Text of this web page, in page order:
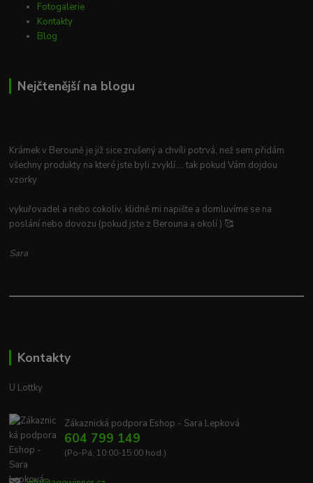
Fotogalerie
Kontakty
Blog
Nejčtenější na blogu
Krámek v Berouně je již sice zrušený a chvíli potrvá, než sem přidám
všechny produkty na které jste byli zvyklí.... tak pokud Vám dojdou
vzorky
vykuřovadel a nebo cokoliv, klidně mi napište a domluvíme se na
poslání nebo dovozu (pokud jste z Berouna a okolí ) 🥰
Sara
Kontakty
U Lottky
Zákaznická podpora Eshop - Sara Lepková
604 799 149
(Po-Pá, 10:00-15:00 hod.)